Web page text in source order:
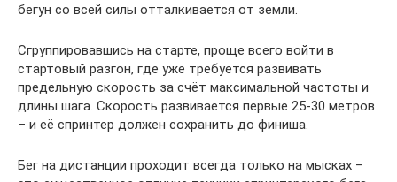
бегун со всей силы отталкивается от земли.
Сгруппировавшись на старте, проще всего войти в
стартовый разгон, где уже требуется развивать
предельную скорость за счёт максимальной частоты и
длины шага. Скорость развивается первые 25-30 метров
– и её спринтер должен сохранить до финиша.
Бег на дистанции проходит всегда только на мысках –